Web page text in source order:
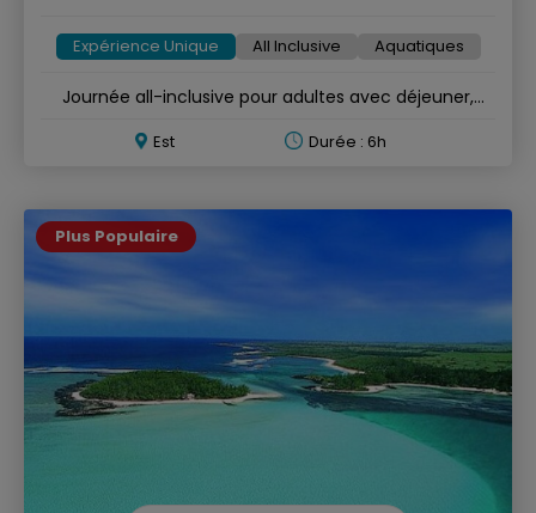
Expérience Unique All Inclusive Aquatiques
Journée all-inclusive pour adultes avec déjeuner,
Est Durée : 6h
Plus Populaire